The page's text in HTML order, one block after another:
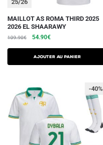
25/26
MAILLOT AS ROMA THIRD 2025
2026 EL SHAARAWY
109.90€
Le
initial
était :
54.90€Le
actuel
est :
AJOUTER AU PANIER
Ce
produit
a
plusieurs
variations.
options
peuvent
être
choisies
-40%